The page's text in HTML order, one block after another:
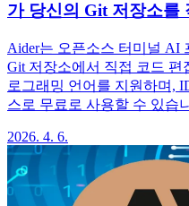
가 당신의 Git 저장소를
Aider는 오픈소스 터미널 AI
Git 저장소에서 직접 코드 편
로그래밍 언어를 지원하며,
스로 무료로 사용할 수 있습
2026. 4. 6.